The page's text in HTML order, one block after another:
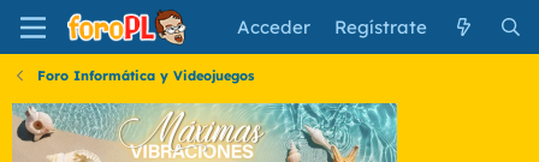
Acceder Regístrate
Foro Informática y Videojuegos